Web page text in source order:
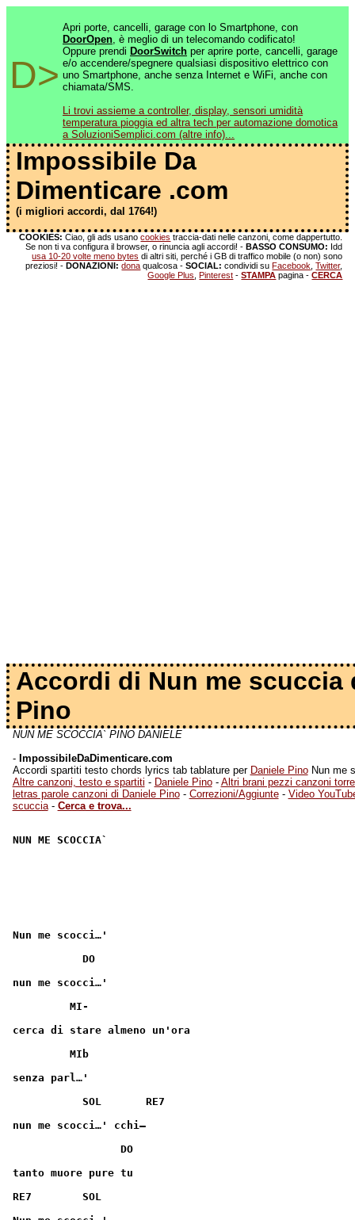
D>
Apri porte, cancelli, garage con lo Smartphone, con
DoorOpen, è meglio di un telecomando codificato!
Oppure prendi DoorSwitch per aprire porte, cancelli, garage
e/o accendere/spegnere qualsiasi dispositivo elettrico con
uno Smartphone, anche senza Internet e WiFi, anche con
chiamata/SMS.
Li trovi assieme a controller, display, sensori umidità
temperatura pioggia ed altra tech per automazione domotica
a SoluzioniSemplici.com (altre info)...
Impossibile Da
Dimenticare .com
(i migliori accordi, dal 1764!)
COOKIES: Ciao, gli ads usanocookies traccia-dati nelle canzoni, come dappertutto.
Se non ti va configura il browser, o rinuncia agli accordi! -BASSO CONSUMO: Idd
usa 10-20 volte meno bytes di altri siti, perché i GB di traffico mobile (o non) sono
preziosi! -DONAZIONI: dona qualcosa -SOCIAL: condividi suFacebook ,Twitter,
Google Plus ,Pinterest -STAMPA pagina -CERCA
Accordi di Nun me scuccia
Pino
NUN ME SCOCCIA` PINO DANIELE
- ImpossibileDaDimenticare.com
Accordi spartiti testo chords lyrics tab tablature per Daniele PinoNun me
Altre canzoni, testo e spartiti - Daniele Pino- Altri brani pezzi canzoni
letras parole canzoni di Daniele Pino- Correzioni/Aggiunte- Video
scuccia- Cerca e trova...
NUN ME SCOCCIA`
Nun me scocci…'
           DO
nun me scocci…'
         MI-
cerca di stare almeno un'ora
         MIb
senza parl…'
           SOL       RE7
nun me scocci…' cchi—
                 DO
tanto muore pure tu
RE7        SOL